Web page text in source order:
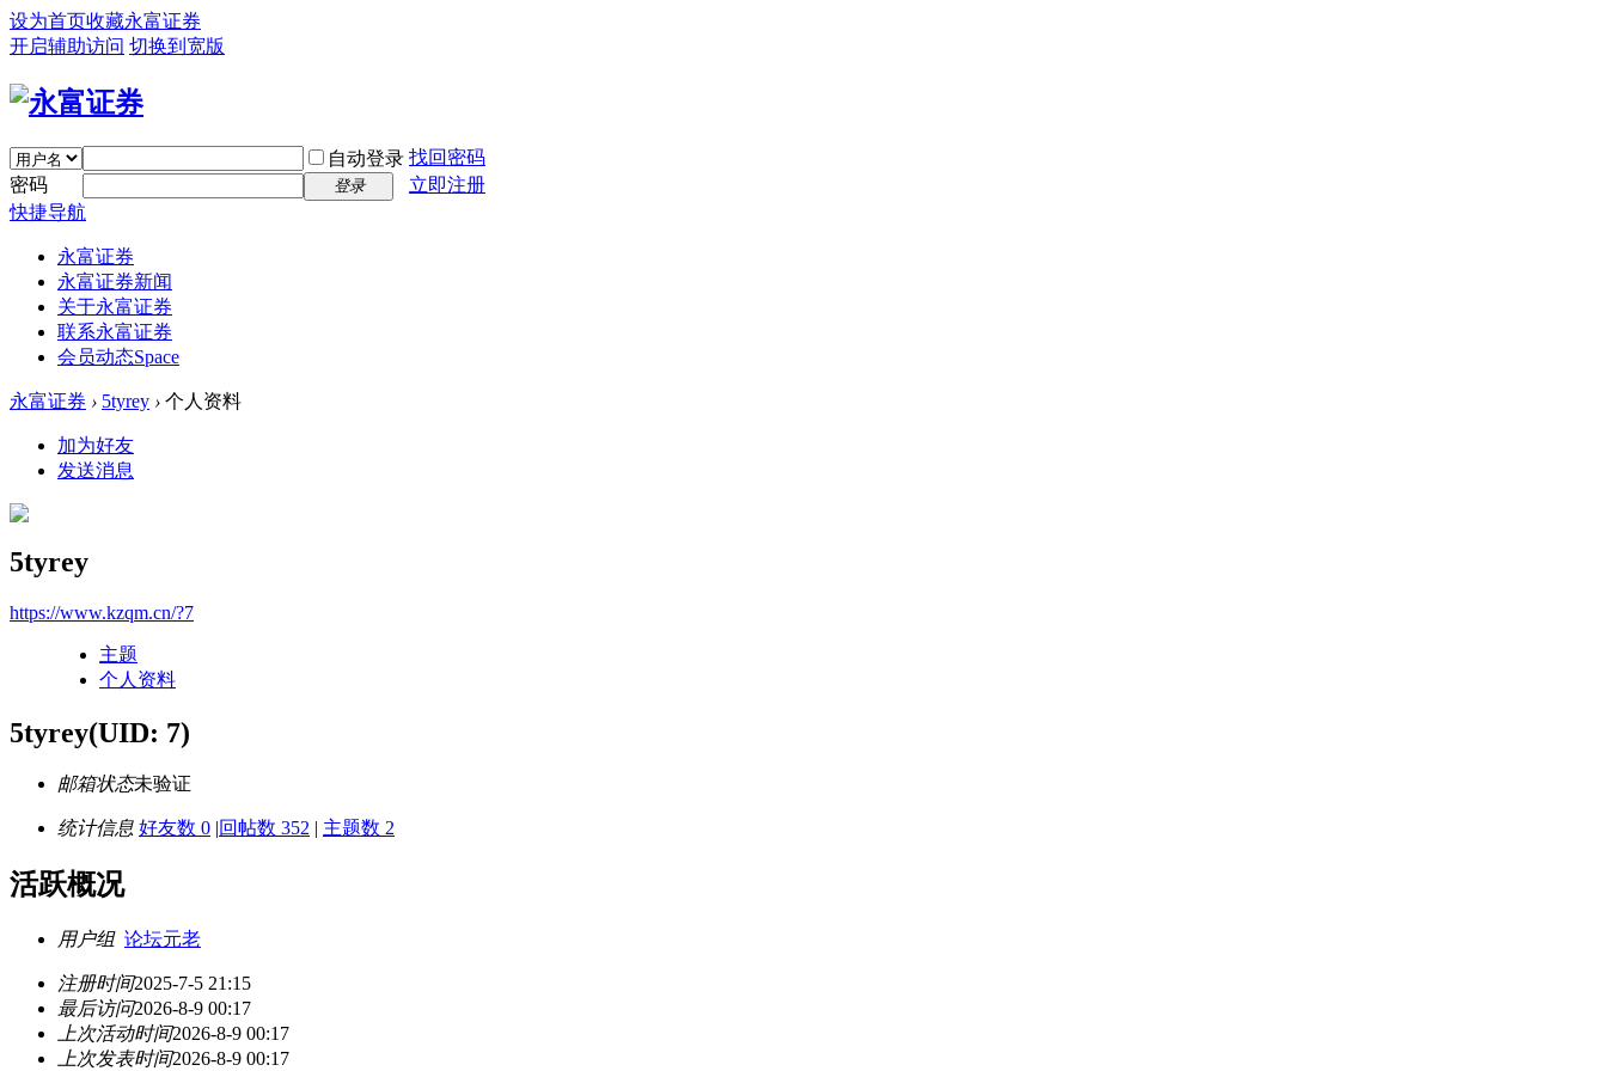
设为首页收藏永富证券
开启辅助访问 切换到宽版
自动登录 找回密码
密码
登录
立即注册
快捷导航
永富证券
永富证券新闻
关于永富证券
联系永富证券
会员动态Space
永富证券 › 5tyrey › 个人资料
加为好友
发送消息
5tyrey
https://www.kzqm.cn/?7
主题
个人资料
5tyrey(UID: 7)
邮箱状态未验证
统计信息 好友数 0 |回帖数 352 | 主题数 2
活跃概况
用户组 论坛元老
注册时间2025-7-5 21:15
最后访问2026-8-9 00:17
上次活动时间2026-8-9 00:17
上次发表时间2026-8-9 00:17